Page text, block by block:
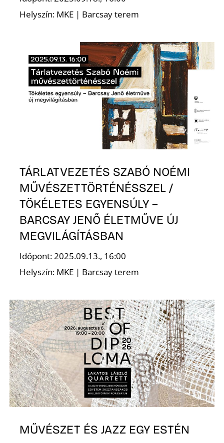
Helyszín: MKE | Barcsay terem
TÁRLATVEZETÉS SZABÓ NOÉMI
MŰVÉSZETTÖRTÉNÉSSZEL /
TÖKÉLETES EGYENSÚLY –
BARCSAY JENŐ ÉLETMŰVE ÚJ
MEGVILÁGÍTÁSBAN
Időpont: 2025.09.13., 16:00
Helyszín: MKE | Barcsay terem
MŰVÉSZET ÉS JAZZ EGY ESTÉN